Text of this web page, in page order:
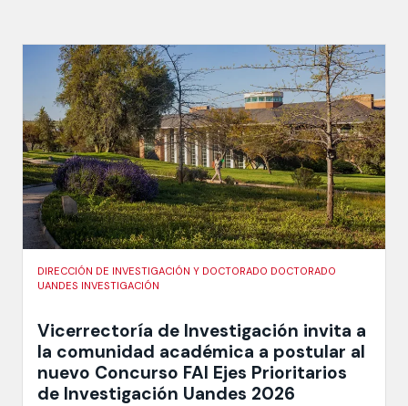
DIRECCIÓN DE INVESTIGACIÓN Y DOCTORADO DOCTORADO
UANDES INVESTIGACIÓN
Vicerrectoría de Investigación invita a
la comunidad académica a postular al
nuevo Concurso FAI Ejes Prioritarios
de Investigación Uandes 2026